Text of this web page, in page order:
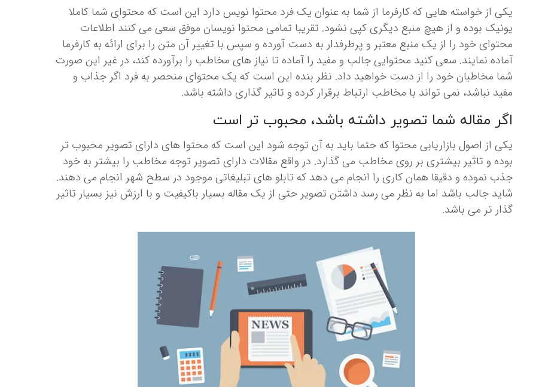
یکی از خواسته هایی که کارفرما از شما به عنوان یک فرد محتوا نویس دارد این است که محتوای شما کاملا
یونیک بوده و از هیچ منبع دیگری کپی نشود. تقریبا تمامی محتوا نویسان موفق سعی می کنند اطلاعات
محتوای خود را از یک منبع معتبر و پرطرفدار به دست آورده و سپس با تغییر آن متن را برای ارائه به کارفرما
آماده نمایند. سعی کنید محتوایی جالب و مفید را آماده تا نیاز های مخاطب را برآورده کند، در غیر این صورت
شما مخاطبان خود را از دست خواهید داد. نظر بنده این است که یک محتوای منحصر به فرد اگر جذاب و
مفید نباشد، نمی تواند با مخاطب ارتباط برقرار کرده و تاثیر گذاری داشته باشد.
اگر مقاله شما تصویر داشته باشد، محبوب تر است
یکی از اصول بازاریابی محتوا که حتما باید به آن توجه شود این است که محتوا های دارای تصویر محبوب تر
بوده و تاثیر بیشتری بر روی مخاطب می گذارد. در واقع مقالات دارای تصویر توجه مخاطب را بیشتر به خود
جذب نموده و دقیقا همان کاری را انجام می دهد که تابلو های تبلیغاتی موجود در سطح شهر انجام می دهند.
شاید جالب باشد اما به نظر می رسد داشتن تصویر حتی از یک مقاله بسیار باکیفیت و با ارزش نیز بسیار تاثیر
گذار تر می باشد.